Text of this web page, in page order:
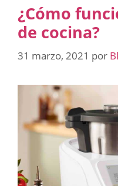
¿Cómo
de cocina?
31 marzo, 2021 por